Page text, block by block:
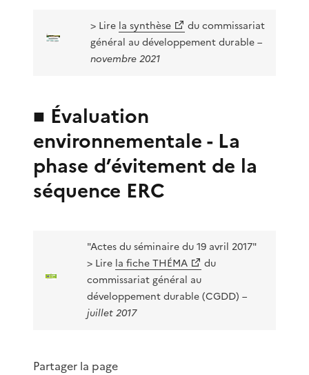
> Lire la synthèse
du commissariat
général au développement durable–
novembre 2021
■ Évaluation
environnementale - La
phase d’évitement de la
séquence ERC
"Actes du séminaire du 19 avril 2017"
> Lire la fiche THÉMA
du
commissariat général au
développement durable (CGDD) –
juillet 2017
Partager la page